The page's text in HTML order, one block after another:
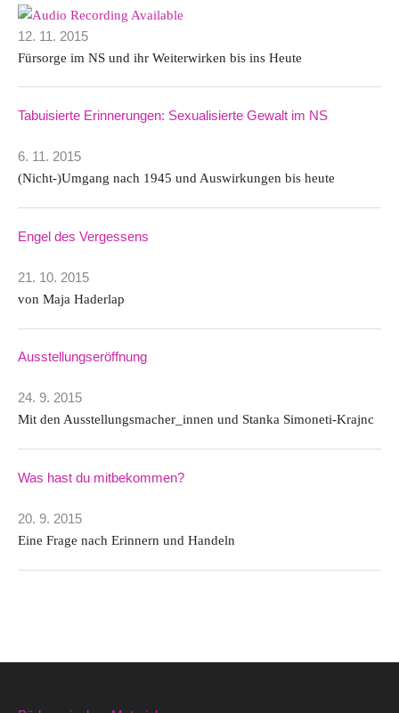
12. 11. 2015
Fürsorge im NS und ihr Weiterwirken bis ins Heute
Tabuisierte Erinnerungen: Sexualisierte Gewalt im NS
6. 11. 2015
(Nicht-)Umgang nach 1945 und Auswirkungen bis heute
Engel des Vergessens
21. 10. 2015
von Maja Haderlap
Ausstellungseröffnung
24. 9. 2015
Mit den Ausstellungsmacher_innen und Stanka Simoneti-Krajnc
Was hast du mitbekommen?
20. 9. 2015
Eine Frage nach Erinnern und Handeln